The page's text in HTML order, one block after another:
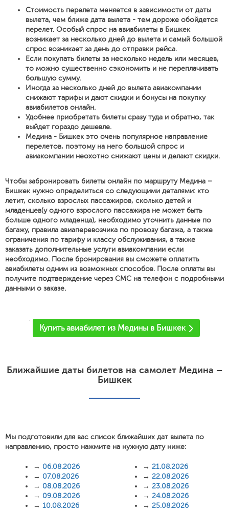
Стоимость перелета меняется в зависимости от даты
вылета, чем ближе дата вылета - тем дороже обойдется
перелет. Особый спрос на авиабилеты в Бишкек
возникает за несколько дней до вылета и самый большой
спрос возникает за день до отправки рейса.
Если покупать билеты за несколько недель или месяцев,
то можно существенно сэкономить и не переплачивать
большую сумму.
Иногда за несколько дней до вылета авиакомпании
снижают тарифы и дают скидки и бонусы на покупку
авиабилетов онлайн.
Удобнее приобретать билеты сразу туда и обратно, так
выйдет гораздо дешевле.
Медина - Бишкек это очень популярное направление
перелетов, поэтому на него большой спрос и
авиакомпании неохотно снижают цены и делают скидки.
Чтобы забронировать билеты онлайн по маршруту Медина –
Бишкек нужно определиться со следующими деталями: кто
летит, сколько взрослых пассажиров, сколько детей и
младенцев(у одного взрослого пассажира не может быть
больше одного младенца), необходимо уточнить данные по
багажу, правила авиаперевозчика по провозу багажа, а также
ограничения по тарифу и классу обслуживания, а также
заказать дополнительные услуги авиакомпании если
необходимо. После бронирования вы сможете оплатить
авиабилеты одним из возможных способов. После оплаты вы
получите подтверждение через СМС на телефон с подробными
данными о заказе.
'
Купить авиабилет из Медины в Бишкек
Ближайшие даты билетов на самолет Медина –
Бишкек
Мы подготовили для вас список ближайших дат вылета по
направлению, просто нажмите на нужную дату ниже:
→ 06.08.2026
→ 07.08.2026
→ 08.08.2026
→ 09.08.2026
→ 10.08.2026
→ 21.08.2026
→ 22.08.2026
→ 23.08.2026
→ 24.08.2026
→ 25.08.2026